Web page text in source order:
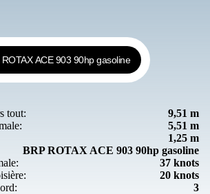
ROTAX ACE 903 90hp gasoline
tout:
9,51 m
5,51 m
1,25 m
BRP ROTAX ACE 903 90hp gasoline
37 knots
20 knots
3